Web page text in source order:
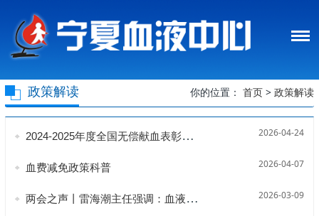
政策解读 你的位置：首页 >政策解读
2024-2025年度全国无偿献血表彰申报即将开始！ 2026-04-24
血费减免政策科普 2026-04-07
两会之声丨雷海潮主任强调：血液不能够制造，只能够靠大家捐献爱心 2026-03-09